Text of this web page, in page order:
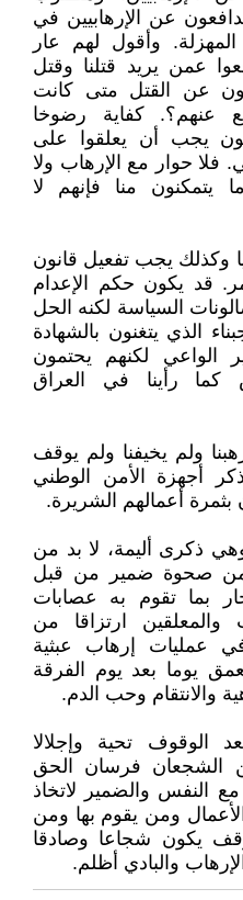
عن الإرهابيين في
وأقول لهم عار
عمن يريد قتلنا وقتل
عن القتل متى كانت
عنهم؟. كفاية رضوخا
يجب أن يعلقوا على
فلا حوار مع الإرهاب ولا
يتمكنون منا فإنهم لا
وكذلك يجب تفعيل قانون
قد يكون حكم الإعدام
السياسة لكنه الحل
الذي يتغنون بالشهادة
الواعي لكنهم يحتمون
كما رأينا في العراق
ولم يخيفنا ولم يوقف
أجهزة الأمن الوطني
بثمرة أعمالهم الشريرة.
ذكرى أليمة، لا بد من
من صحوة ضمير من قبل
بما تقوم به عصابات
والمعلقين ارتزاقا من
في عمليات إرهاب عبثية
يوما بعد يوم الفرقة
والانتقام وحب الدم.
الوقوف تحية وإجلالا
الشجعان فرسان الحق
النفس والضمير لاتخاذ
ومن يقوم بها ومن
يكون شجاعا وصادقا
والبادي أظلم.